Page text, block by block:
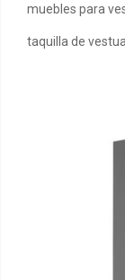
muebles para
taquilla de